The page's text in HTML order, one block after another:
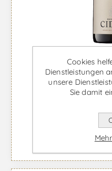
Quinta de
Ab
Cookies
Dienstleistungen
unsere
Sie damit